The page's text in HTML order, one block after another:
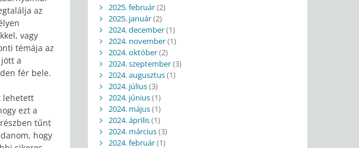
az
vagy
témája az
a
fér bele.
lehetett
ezt a
tűnt
hogy
2025. február(2)
2025. január(2)
2024. december(1)
2024. november(1)
2024. október(2)
2024. szeptember(3)
2024. augusztus(1)
2024. július(3)
2024. június(1)
2024. május(1)
2024. április(1)
2024. március(3)
2024. február(1)